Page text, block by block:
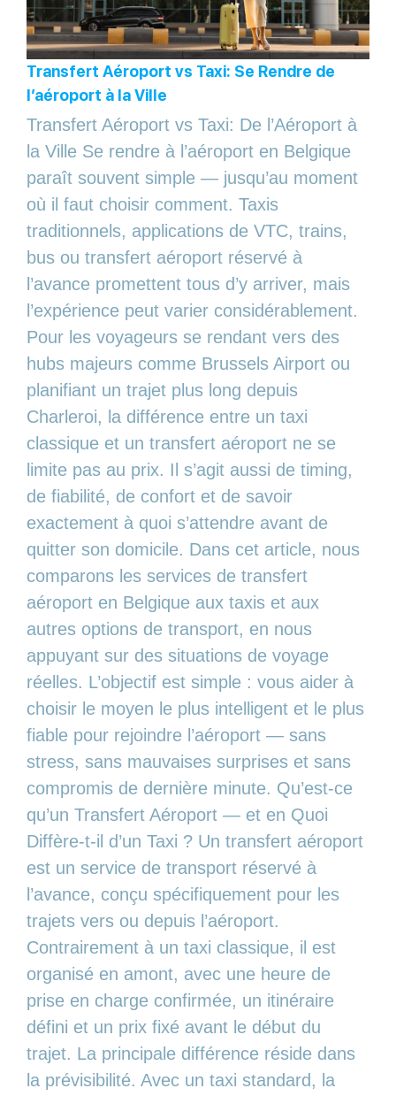
Transfert Aéroport vs Taxi: Se Rendre de
l’aéroport à la Ville
Transfert Aéroport vs Taxi: De l’Aéroport à
la Ville Se rendre à l’aéroport en Belgique
paraît souvent simple — jusqu’au moment
où il faut choisir comment. Taxis
traditionnels, applications de VTC, trains,
bus ou transfert aéroport réservé à
l’avance promettent tous d’y arriver, mais
l’expérience peut varier considérablement.
Pour les voyageurs se rendant vers des
hubs majeurs comme Brussels Airport ou
planifiant un trajet plus long depuis
Charleroi, la différence entre un taxi
classique et un transfert aéroport ne se
limite pas au prix. Il s’agit aussi de timing,
de fiabilité, de confort et de savoir
exactement à quoi s’attendre avant de
quitter son domicile. Dans cet article, nous
comparons les services de transfert
aéroport en Belgique aux taxis et aux
autres options de transport, en nous
appuyant sur des situations de voyage
réelles. L’objectif est simple : vous aider à
choisir le moyen le plus intelligent et le plus
fiable pour rejoindre l’aéroport — sans
stress, sans mauvaises surprises et sans
compromis de dernière minute. Qu’est-ce
qu’un Transfert Aéroport — et en Quoi
Diffère-t-il d’un Taxi ? Un transfert aéroport
est un service de transport réservé à
l’avance, conçu spécifiquement pour les
trajets vers ou depuis l’aéroport.
Contrairement à un taxi classique, il est
organisé en amont, avec une heure de
prise en charge confirmée, un itinéraire
défini et un prix fixé avant le début du
trajet. La principale différence réside dans
la prévisibilité. Avec un taxi standard, la